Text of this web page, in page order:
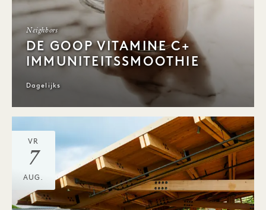
Neighbors
DE GOOP VITAMINE C+
IMMUNITEITSSMOOTHIE
Dagelijks
VR
7
AUG.